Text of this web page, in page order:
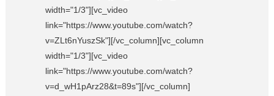
width="1/3"][vc_video
link="https://www.youtube.com/watch?
v=ZLt6nYuszSk"][/vc_column][vc_column
width="1/3"][vc_video
link="https://www.youtube.com/watch?
v=d_wH1pArz28&t=89s"][/vc_column]